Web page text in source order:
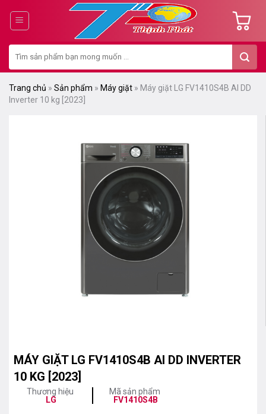
dung
kiếm:
Trang chủ » Sản phẩm » Máy giặt » Máy giặt LG FV1410S4B AI DD
Inverter 10 kg [2023]
MÁY GIẶT LG FV1410S4B AI DD INVERTER
10 KG [2023]
Thương hiệu
LG
Mã sản phẩm
FV1410S4B